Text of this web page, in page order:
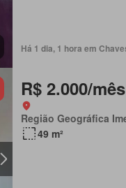
Há 1 dia, 1 hora em
R$ 2.000/mês
Região Geográfica
49 m²